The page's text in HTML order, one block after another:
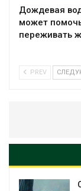
Дождевая
может
переживать
PREV
Ozon